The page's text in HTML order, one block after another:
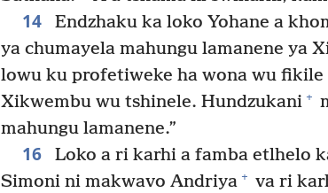
14 Endzhaku ka loko Yohane a
ya chumayela mahungu lamanene ya
lowu ku profetiweke ha wona wu fikile
Xikwembu wu tshinele. Hundzukani +
mahungu lamanene.”
16
Loko a ri karhi a famba etlhelo
Simoni ni makwavo Andriya + va ri